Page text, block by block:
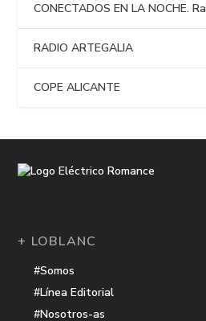
CONECTADOS EN LA NOCHE.
RADIO ARTEGALIA
COPE ALICANTE
+ LOBLANC
#Somos
#Línea Editorial
#Nosotros-as